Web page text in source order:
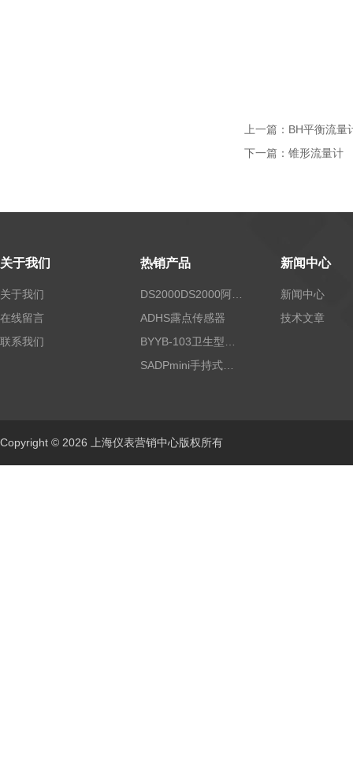
上一篇： BH平衡流量
下一篇： 锥形流量计
关于我们
关于我们
在线留言
联系我们
热销产品
ADHS露点传感器
新闻中心
新闻中心
技术文章
Copyright © 2026 上海仪表营销中心版权所有